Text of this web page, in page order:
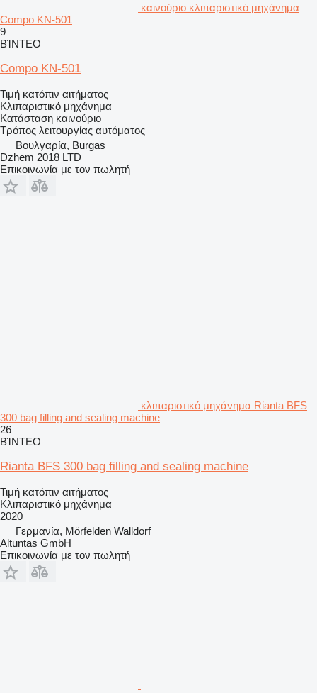
καινούριο κλιπαριστικό μηχάνημα
Compo KN-501
9
ΒΊΝΤΕΟ
Compo KN-501
Τιμή κατόπιν αιτήματος
Κλιπαριστικό μηχάνημα
Κατάσταση καινούριο
Τρόπος λειτουργίας αυτόματος
Βουλγαρία, Burgas
Dzhem 2018 LTD
Επικοινωνία με τον πωλητή
κλιπαριστικό μηχάνημα Rianta BFS
300 bag filling and sealing machine
26
ΒΊΝΤΕΟ
Rianta BFS 300 bag filling and sealing machine
Τιμή κατόπιν αιτήματος
Κλιπαριστικό μηχάνημα
2020
Γερμανία, Mörfelden Walldorf
Altuntas GmbH
Επικοινωνία με τον πωλητή